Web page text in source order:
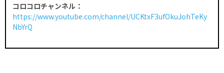
コロコロチャンネル：
https://www.youtube.com/channel/UCKtxF3ufOkuJohTeKy
NbYrQ